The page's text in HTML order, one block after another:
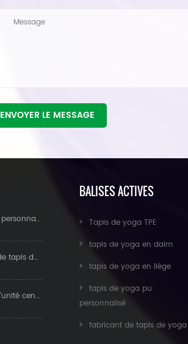
ENVOYER LE MESSAGE
Tapis de yoga en daim Design coloré personnalisé
Processus d'impression personnalisé de tapis de yoga en daim
Logo personnalisé de tapis de yoga d'unité centrale et ligne d'alignement
BALISES ACTIVES
Tapis de yoga TPE
tapis de yoga en daim
tapis de yoga en liège
tapis de yoga pu
personnalisé
fabricant de tapis de yoga